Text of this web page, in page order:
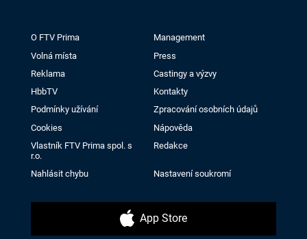
O FTV Prima
Management
Volná místa
Press
Reklama
Castingy a výzvy
HbbTV
Kontakty
Podmínky užívání
Zpracování osobních údajů
Cookies
Nápověda
Vlastník FTV Prima spol. s
r.o.
Redakce
Nahlásit chybu Nastavení soukromí
App Store